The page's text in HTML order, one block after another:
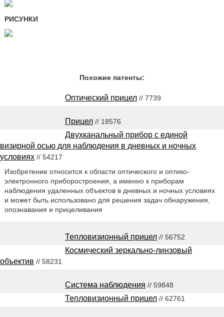
РИСУНКИ
Похожие патенты:
Оптический прицел // 7739
Прицел // 18576
Двухканальный прибор с единой
визирной осью для наблюдения в дневных и ночных
условиях // 54217
Изобретение относится к области оптического и оптико-
электронного приборостроения, а именно к приборам
наблюдения удаленных объектов в дневных и ночных условиях
и может быть использовано для решения задач обнаружения,
опознавания и прицеливания
Тепловизионный прицел // 56752
Космический зеркально-линзовый
объектив // 58231
Система наблюдения // 59848
Тепловизионный прицел // 62761